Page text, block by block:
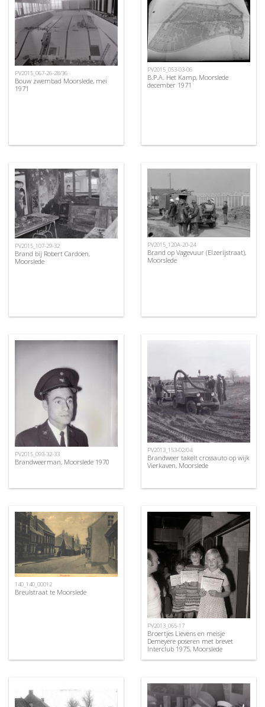
PV2015_067-26-28/36
Bouw zwembad Moorslede, mei
1971
PV2015_053-03-06
B.P.A. Het Kamp, Moorslede
december 1971
PV2015_107-29-32
Brand bij Robert Cardoen,
Moorslede
PV2015_120A-20-24
Brand op Vagevuur (Elzerijstraat),
Moorslede
PV2015_093-32-33
Brandweerman, Moorslede 1970
PV2013_153-02/04
Brandweer takelt crossauto op wijk
Vierkaven, Moorslede
140_140_00012
Breulstraat te Moorslede
PV2013_065-17
Broertjes Lievens en meisje
Demeyere poseren met brevet
Interclub 1975, Moorslede